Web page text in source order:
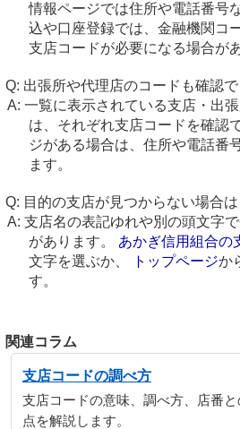
情報ページでは住所や電話番号
込や口座登録では、金融機関コ
支店コードが必要になる場合が
出張所や代理店のコードも確認で
一覧に表示されている支店・出
は、それぞれ支店コードを確認
ジがある場合は、住所や電話番
ます。
目的の支店が見つからない場合
支店名の表記ゆれや別の頭文字
があります。 あかぎ信用組合の
文字を選ぶか、
トップページか
す。
関連コラム
支店コードの調べ方
支店コードの意味、調べ方、店番
点を解説します。